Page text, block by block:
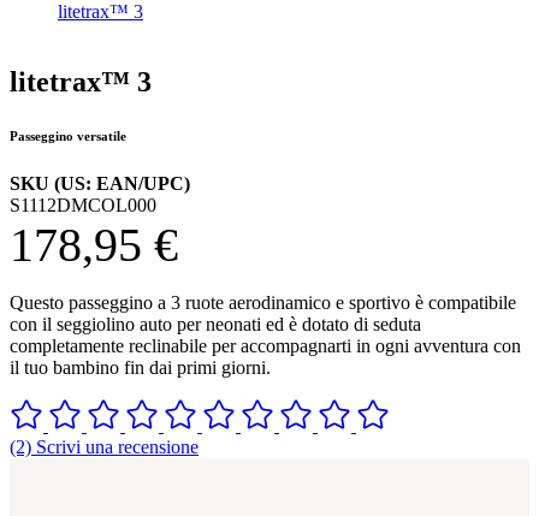
litetrax™ 3
litetrax™ 3
Passeggino versatile
SKU (US: EAN/UPC)
S1112DMCOL000
178,95 €
Questo passeggino a 3 ruote aerodinamico e sportivo è compatibile
con il seggiolino auto per neonati ed è dotato di seduta
completamente reclinabile per accompagnarti in ogni avventura con
il tuo bambino fin dai primi giorni.
(2) Scrivi una recensione